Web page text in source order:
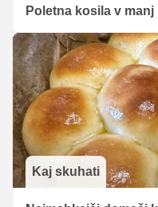
Poletna kosila v
Kaj skuhati